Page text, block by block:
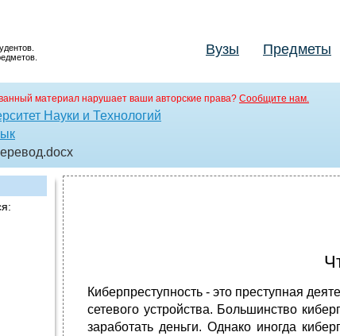
Вузы Предметы
материал нарушает ваши авторские права? Сообщите нам.
Науки и Технологий
.docx
Киберпреступность - это преступная
сетевого устройства. Большинство
заработать деньги. Однако иногда